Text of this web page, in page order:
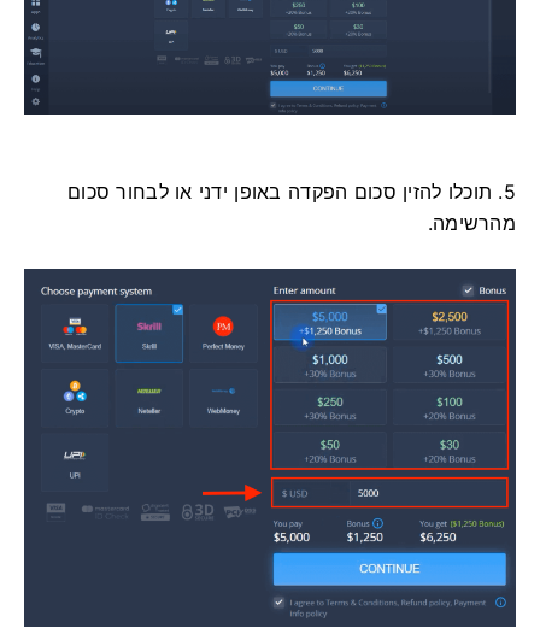
5. תוכלו להזין סכום הפקדה באופן ידני או לבחור סכום
מהרשימה.